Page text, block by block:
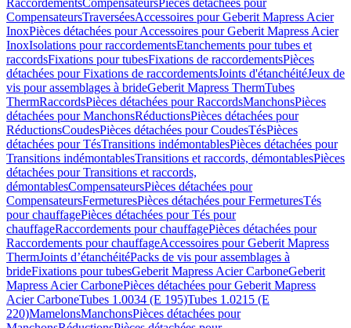
RaccordementsCompensateursPièces détachées pour
CompensateursTraverséesAccessoires pour Geberit Mapress Acier
InoxPièces détachées pour Accessoires pour Geberit Mapress Acier
InoxIsolations pour raccordementsEtanchements pour tubes et
raccordsFixations pour tubesFixations de raccordementsPièces
détachées pour Fixations de raccordementsJoints d'étanchéitéJeux de
vis pour assemblages à brideGeberit Mapress ThermTubes
ThermRaccordsPièces détachées pour RaccordsManchonsPièces
détachées pour ManchonsRéductionsPièces détachées pour
RéductionsCoudesPièces détachées pour CoudesTésPièces
détachées pour TésTransitions indémontablesPièces détachées pour
Transitions indémontablesTransitions et raccords, démontablesPièces
détachées pour Transitions et raccords,
démontablesCompensateursPièces détachées pour
CompensateursFermeturesPièces détachées pour FermeturesTés
pour chauffagePièces détachées pour Tés pour
chauffageRaccordements pour chauffagePièces détachées pour
Raccordements pour chauffageAccessoires pour Geberit Mapress
ThermJoints d’étanchéitéPacks de vis pour assemblages à
brideFixations pour tubesGeberit Mapress Acier CarboneGeberit
Mapress Acier CarbonePièces détachées pour Geberit Mapress
Acier CarboneTubes 1.0034 (E 195)Tubes 1.0215 (E
220)MamelonsManchonsPièces détachées pour